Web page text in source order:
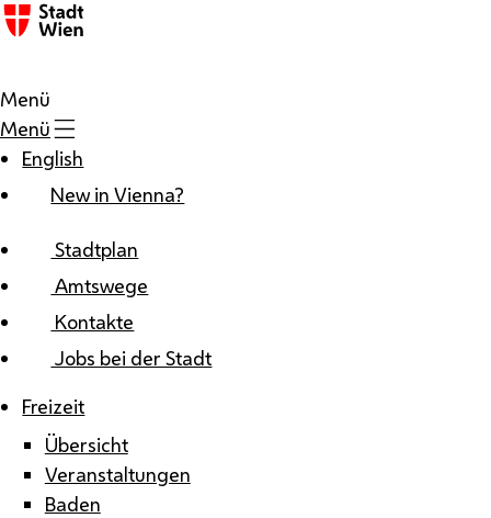
Zum Inhalt
Menü
Menü
English
New in Vienna?
Stadtplan
Amtswege
Kontakte
Jobs bei der Stadt
Freizeit
Übersicht
Veranstaltungen
Baden